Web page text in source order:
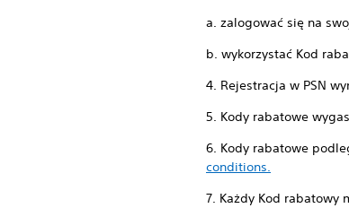
a. zalogować się na
b. wykorzystać Kod
4. Rejestracja w PSN
5. Kody rabatowe
6. Kody rabatowe
conditions.
7. Każdy Kod rabatowy